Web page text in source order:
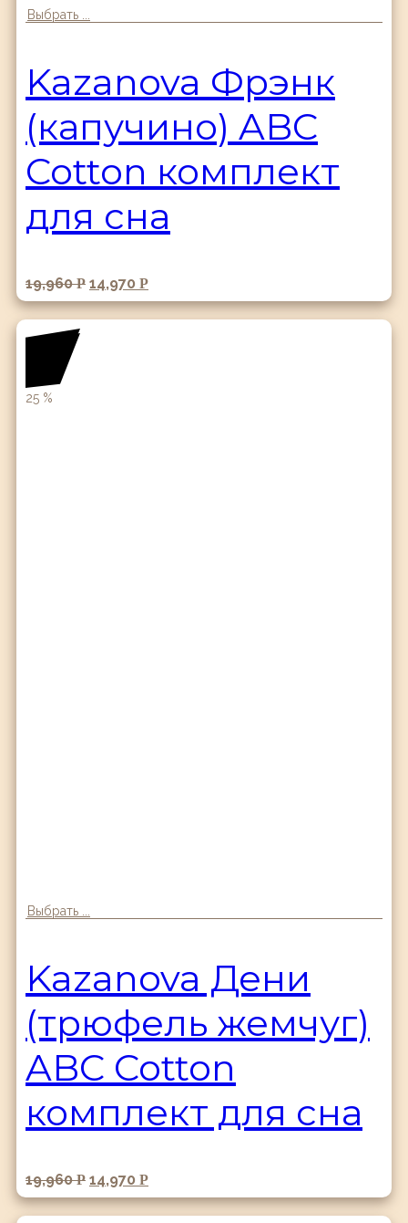
Выбрать ...
Kazanova Фрэнк
(капучино) ABC
Cotton комплект
для сна
19,960Р 14,970 Р
25 %
Выбрать ...
Kazanova Дени
(трюфель жемчуг)
ABC Cotton
комплект для сна
19,960Р 14,970 Р